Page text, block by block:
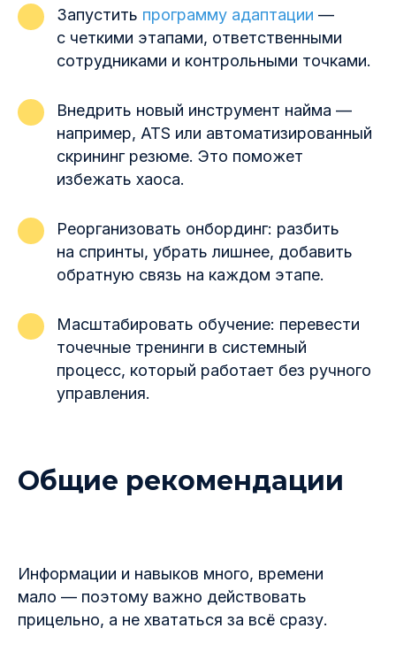
Запустить программу адаптации —
с четкими этапами, ответственными
сотрудниками и контрольными точками.
Внедрить новый инструмент найма —
например, ATS или автоматизированный
скрининг резюме. Это поможет
избежать хаоса.
Реорганизовать онбординг: разбить
на спринты, убрать лишнее, добавить
обратную связь на каждом этапе.
Масштабировать обучение: перевести
точечные тренинги в системный
процесс, который работает без ручного
управления.
Общие рекомендации
Информации и навыков много, времени
мало — поэтому важно действовать
прицельно, а не хвататься за всё сразу.